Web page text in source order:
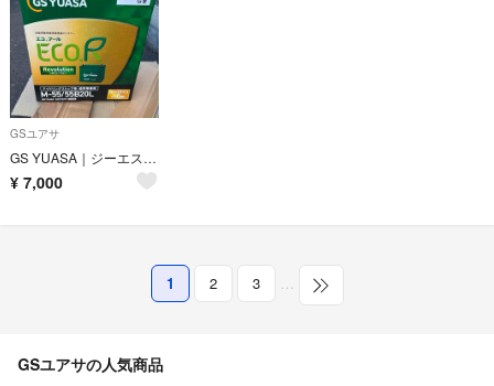
GSユアサ
GS YUASA｜ジーエス・ユアサ 国産車用バッテリー ECO.R Revolution アイドリングストップ車・通常車兼用バッテ
¥ 7,000
1 2 3 …
GSユアサの人気商品